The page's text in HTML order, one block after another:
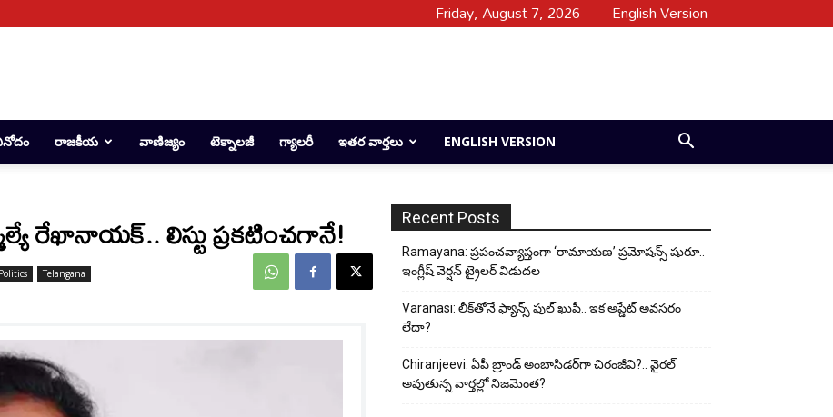
Friday, August 7, 2026 English Version
రాజకీయ వాణిజ్యం టెక్నాలజీ గ్యాలరీ ఇతర వార్తలు ENGLISH VERSION
Politics Telangana
రేఖానాయక్.. లిస్టు ప్రకటించగానే! Recent Posts
Ramayana: ప్రపంచవ్యాప్తంగా ‘రామాయణ’ ప్రమోషన్స్ షురూ..
ఇంగ్లీష్ వెర్షన్ ట్రైలర్ విడుదల
Varanasi: లీక్‌తోనే ఫ్యాన్స్ ఫుల్ ఖుషీ.. ఇక అప్డేట్ అవసరం
లేదా?
Chiranjeevi: ఏపీ బ్రాండ్ అంబాసిడర్‌గా చిరంజీవి?.. వైరల్
అవుతున్న వార్తల్లో నిజమెంత?